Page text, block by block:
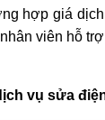
hợp giá
viên hỗ
vụ sửa